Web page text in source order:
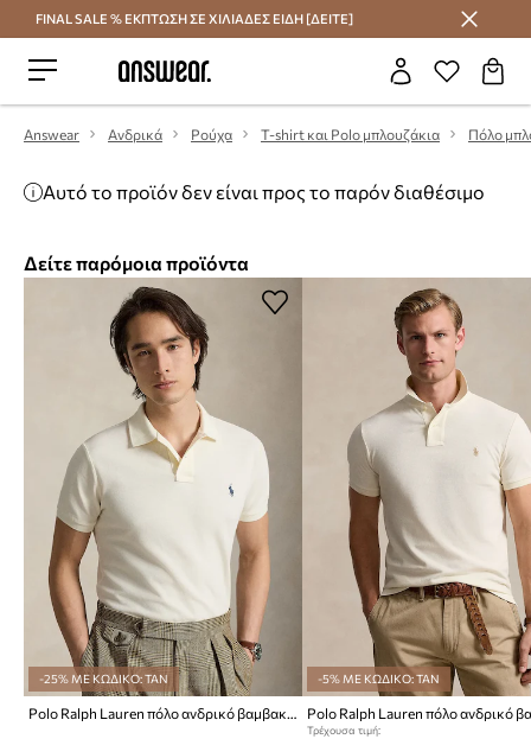
Εξοικονομήστε με το Answear Club
FINAL SALE % ΕΚΠΤΩΣΗ ΣΕ ΧΙΛΙΑΔΕΣ ΕΙΔΗ [ΔΕΙΤΕ]
Answear Ανδρικά Ρούχα T-shirt και Polo μπλουζάκια Πόλο
Αυτό το προϊόν δεν είναι προς το παρόν διαθέσιμο
Δείτε παρόμοια προϊόντα
-25% ΜΕ ΚΩΔΙΚΟ: TAN
Polo Ralph Lauren πόλο ανδρικό βαμβακερό
-5% ΜΕ ΚΩΔΙΚΟ: TAN
Τρέχουσα τιμή: